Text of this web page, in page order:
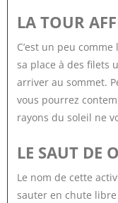
LA TOUR
C’est un peu
sa place à des filets
arriver au sommet.
vous pourrez
rayons du soleil ne
LE SAUT DE
Le nom de cette
sauter en chute